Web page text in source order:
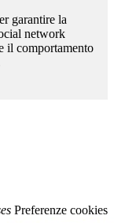
garantire la
network
il comportamento
Preferenze cookies